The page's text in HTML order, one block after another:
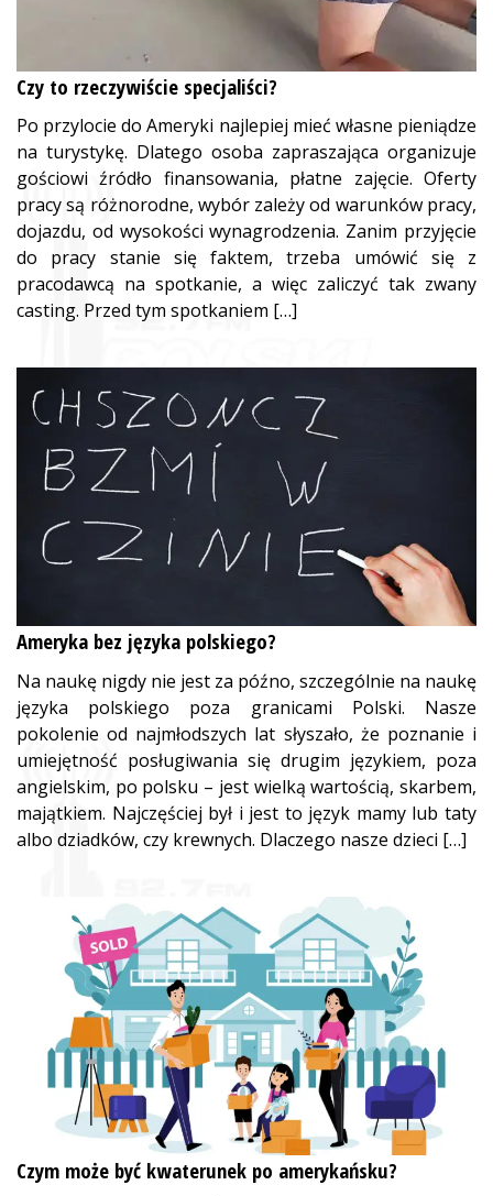
Czy to rzeczywiście specjaliści?
Po przylocie do Ameryki najlepiej mieć własne pieniądze
na turystykę. Dlatego osoba zapraszająca organizuje
gościowi źródło finansowania, płatne zajęcie. Oferty
pracy są różnorodne, wybór zależy od warunków pracy,
dojazdu, od wysokości wynagrodzenia. Zanim przyjęcie
do pracy stanie się faktem, trzeba umówić się z
pracodawcą na spotkanie, a więc zaliczyć tak zwany
casting. Przed tym spotkaniem […]
Ameryka bez języka polskiego?
Na naukę nigdy nie jest za późno, szczególnie na naukę
języka polskiego poza granicami Polski. Nasze
pokolenie od najmłodszych lat słyszało, że poznanie i
umiejętność posługiwania się drugim językiem, poza
angielskim, po polsku – jest wielką wartością, skarbem,
majątkiem. Najczęściej był i jest to język mamy lub taty
albo dziadków, czy krewnych. Dlaczego nasze dzieci […]
Czym może być kwaterunek po amerykańsku?